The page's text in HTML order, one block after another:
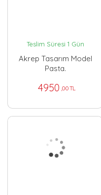
Teslim Süresi 1 Gün
Akrep Tasarım Model
Pasta.
4950 ,00 TL